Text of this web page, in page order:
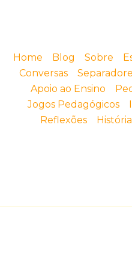
Home Blog Sobre
Conversas
Apoio ao Ensino
Jogos Pedagógicos
Reflexões